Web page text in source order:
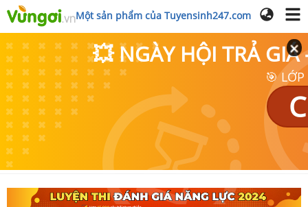
Một sản phẩm của Tuyensinh247.com
💥 NGÀY HỘI TRẢ GIÁ
🎯